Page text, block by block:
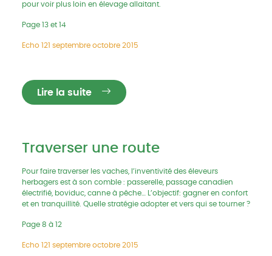
pour voir plus loin en élevage allaitant.
Page 13 et 14
Echo 121 septembre octobre 2015
Lire la suite
Traverser une route
Pour faire traverser les vaches, l’inventivité des éleveurs
herbagers est à son comble : passerelle, passage canadien
électrifié, boviduc, canne à pêche… L’objectif: gagner en confort
et en tranquillité. Quelle stratégie adopter et vers qui se tourner ?
Page 8 à 12
Echo 121 septembre octobre 2015